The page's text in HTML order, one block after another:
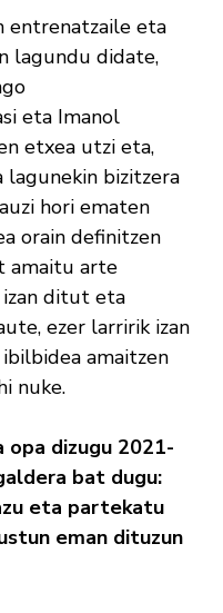
entrenatzaile eta
lagundu didate,
eta Imanol
etxea utzi eta,
lagunekin bizitzera
hori ematen
orain definitzen
amaitu arte
izan ditut eta
ezer larririk izan
amaitzen
nuke.
opa dizugu 2021-
bat dugu:
eta partekatu
eman dituzun